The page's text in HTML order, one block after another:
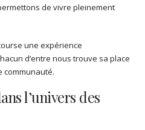
de vivre pleinement
une expérience
d’entre nous trouve sa place
communauté.
l’univers des